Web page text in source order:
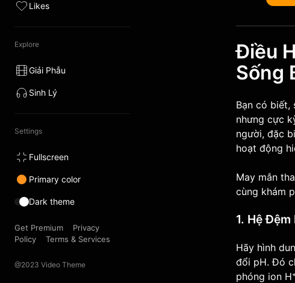
Likes
Explore
Giải Phẫu
Sinh Lý
Settings
Fullscreen
Primary color
Dark theme
Get Premium
Privacy
Policy
Terms & Services
@2023 Video Theme
Điều
Sống
Bạn có biết,
nhưng cực
người, đặc
hoạt động
May mắn
cùng khám
1. Hệ
Hãy hình
đổi pH. Đó
phóng ion